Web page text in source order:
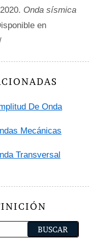
Onda sísmica
en
De Onda
Mecánicas
Transversal